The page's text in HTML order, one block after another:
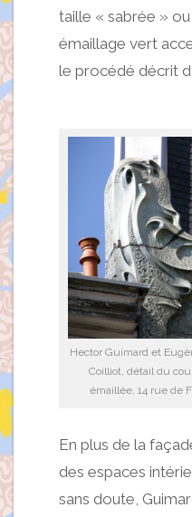
taille « sabrée »
émaillage vert
le procédé décrit
Hector Guimard et
Coilliot, détail du
émaillée, 14 rue de
En plus de la
des espaces
sans doute,